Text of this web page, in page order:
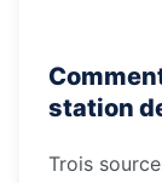
station
Trois